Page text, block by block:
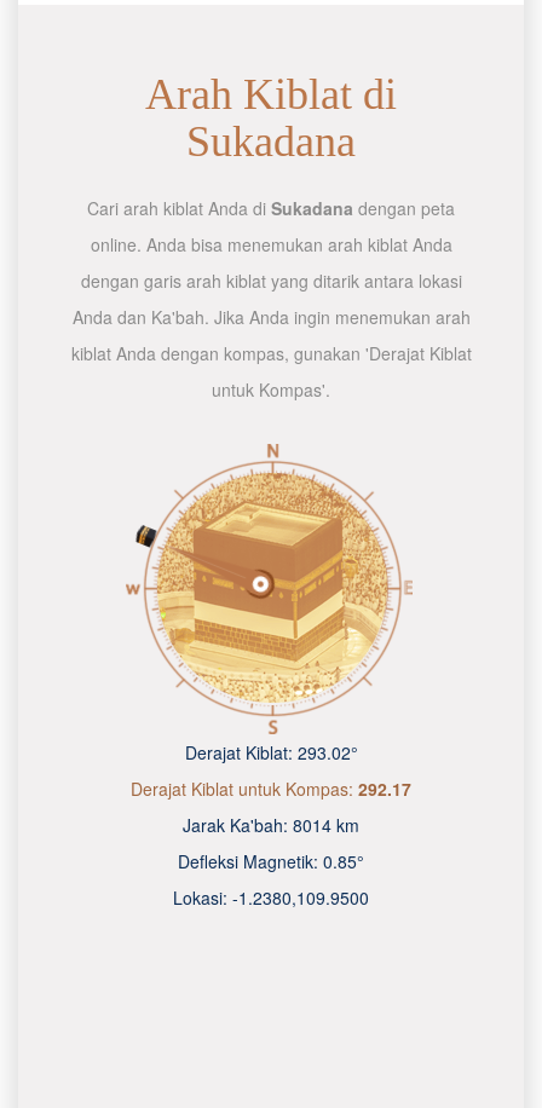
Arah Kiblat di
Sukadana
Cari arah kiblat Anda di Sukadana dengan peta
online. Anda bisa menemukan arah kiblat Anda
dengan garis arah kiblat yang ditarik antara lokasi
Anda dan Ka'bah. Jika Anda ingin menemukan arah
kiblat Anda dengan kompas, gunakan 'Derajat Kiblat
untuk Kompas'.
Derajat Kiblat: 293.02°
Derajat Kiblat untuk Kompas: 292.17
Jarak Ka'bah: 8014 km
Defleksi Magnetik: 0.85°
Lokasi: -1.2380,109.9500